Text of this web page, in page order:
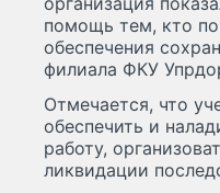
помощь тем, кто
обеспечения
филиала ФКУ
Отмечается, что
обеспечить и
работу,
ликвидации